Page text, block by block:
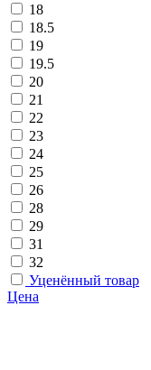
18
18.5
19
19.5
20
21
22
23
24
25
26
28
29
31
32
Уценённый товар
Цена